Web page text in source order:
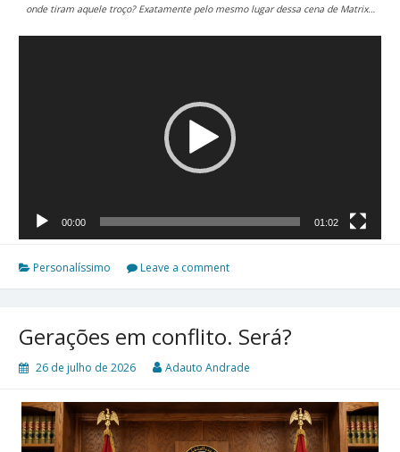
onde tiram aquele troço? Exatamente pelo mesmo lugar dessa cena de Matrix…
00:00 01:02
Personalíssimo Leave a comment
Gerações em conflito. Será?
26 de julho de 2026 Adauto Andrade